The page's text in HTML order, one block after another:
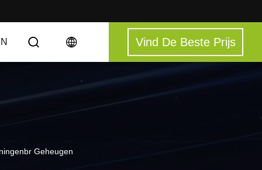
Vind De Beste Prijs
Geheugen